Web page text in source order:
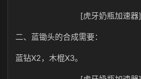
[虎牙奶瓶加速器]
二、蓝锄头的合成需要：
蓝钻X2，木棍X3。